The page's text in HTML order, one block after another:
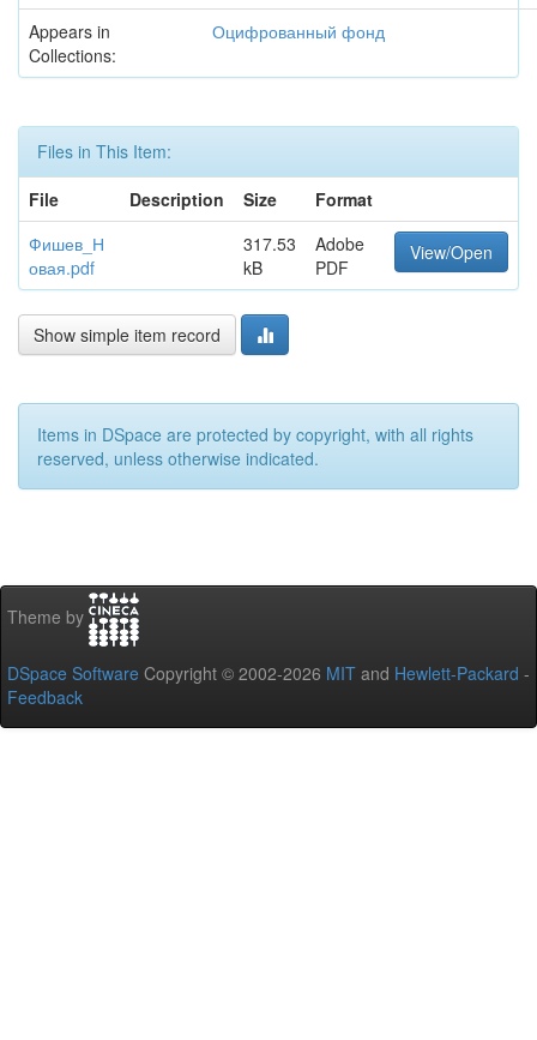
Appears in
Collections:
Оцифрованный фонд
Files in This Item:
File
Description Size
Format
Фишев_Н
овая.pdf
317.53
kB
Adobe
PDF
View/Open
Show simple item record
Items in DSpace are protected by copyright, with all rights
reserved, unless otherwise indicated.
Theme by
DSpace Software Copyright © 2002-2026 MIT and Hewlett-Packard -
Feedback